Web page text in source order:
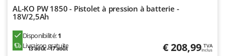
Seven Italy
Shark
Silky
Simatech
AL-KO PW 1850 - Pistolet à pression à batterie -
18V/2,5Ah
Disponibilité:1
Livraison gratuite
13 août - 17 août € 208,99 TVA
Inclus